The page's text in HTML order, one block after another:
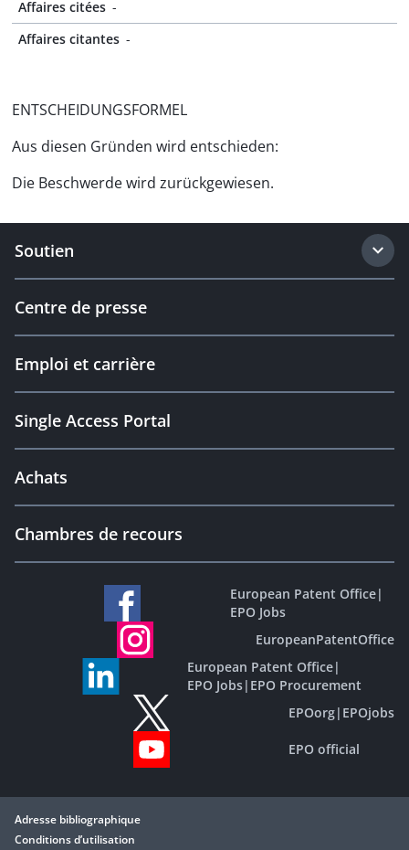
Affaires citées -
Affaires citantes -
ENTSCHEIDUNGSFORMEL
Aus diesen Gründen wird entschieden:
Die Beschwerde wird zurückgewiesen.
Soutien
Centre de presse
Emploi et carrière
Single Access Portal
Achats
Chambres de recours
European Patent Office|
EPO Jobs
EuropeanPatentOffice
European Patent Office|
EPO Jobs| EPO Procurement
EPOorg| EPOjobs
EPO official
Adresse bibliographique
Conditions d’utilisation